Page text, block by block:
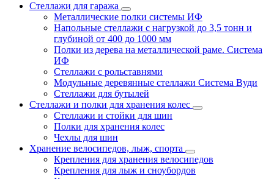
Стеллажи для гаража
Металлические полки системы ИФ
Напольные стеллажи с нагрузкой до 3,5 тонн и
глубиной от 400 до 1000 мм
Полки из дерева на металлической раме. Система
ИФ
Стеллажи с рольставнями
Модульные деревянные стеллажи Система Вуди
Стеллажи для бутылей
Стеллажи и полки для хранения колес
Стеллажи и стойки для шин
Полки для хранения колес
Чехлы для шин
Хранение велосипедов, лыж, спорта
Крепления для хранения велосипедов
Крепления для лыж и сноубордов